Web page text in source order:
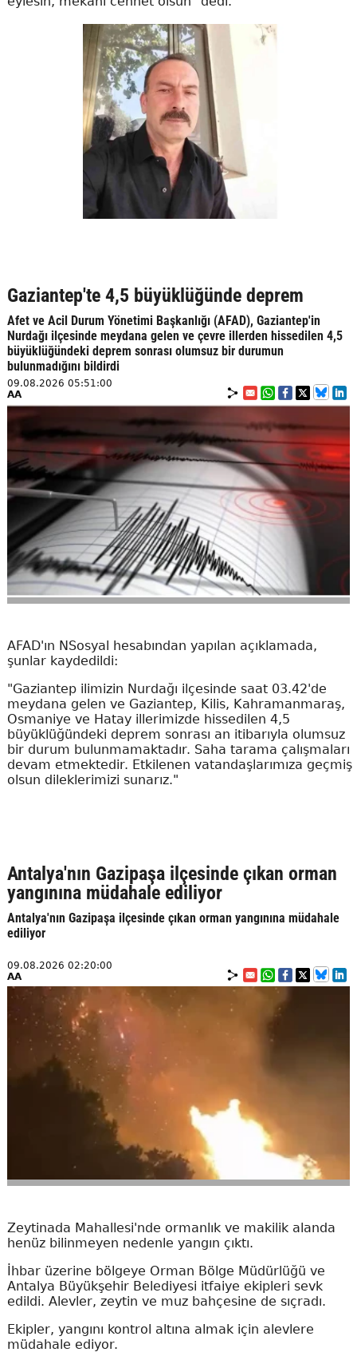
Gaziantep'te 4,5 büyüklüğünde deprem
Afet ve Acil Durum Yönetimi Başkanlığı (AFAD), Gaziantep'in
Nurdağı ilçesinde meydana gelen ve çevre illerden hissedilen 4,5
büyüklüğündeki deprem sonrası olumsuz bir durumun
bulunmadığını bildirdi
09.08.2026 05:51:00
AA
AFAD'ın NSosyal hesabından yapılan açıklamada,
şunlar kaydedildi:
"Gaziantep ilimizin Nurdağı ilçesinde saat 03.42'de
meydana gelen ve Gaziantep, Kilis, Kahramanmaraş,
Osmaniye ve Hatay illerimizde hissedilen 4,5
büyüklüğündeki deprem sonrası an itibarıyla olumsuz
bir durum bulunmamaktadır. Saha tarama çalışmaları
devam etmektedir. Etkilenen vatandaşlarımıza geçmiş
olsun dileklerimizi sunarız."
Antalya'nın Gazipaşa ilçesinde çıkan orman
yangınına müdahale ediliyor
Antalya'nın Gazipaşa ilçesinde çıkan orman yangınına müdahale
ediliyor
09.08.2026 02:20:00
AA
Zeytinada Mahallesi'nde ormanlık ve makilik alanda
henüz bilinmeyen nedenle yangın çıktı.
İhbar üzerine bölgeye Orman Bölge Müdürlüğü ve
Antalya Büyükşehir Belediyesi itfaiye ekipleri sevk
edildi. Alevler, zeytin ve muz bahçesine de sıçradı.
Ekipler, yangını kontrol altına almak için alevlere
müdahale ediyor.